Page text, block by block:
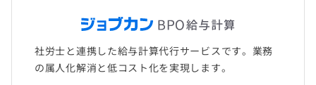
社労士と連携した給与計算代行サービスです。業務
の属人化解消と低コスト化を実現します。